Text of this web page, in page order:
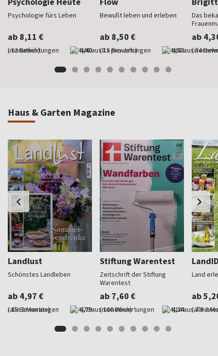
Psychologie fürs Leben
ab 8,11 €
(monatlich) 4,40
Bewußt leben und erleben
ab 8,50 €
(8 x pro Jahr) 4,63
Das
ab
Haus & Garten Magazine
Landlust
Schönstes Landleben
ab 4,97 €
(alle 2 Monate) 4,79
Stiftung Warentest
Zeitschrift der Stiftung
Warentest
ab 7,60 €
(monatlich) 4,14
Land
ab
(alle 2